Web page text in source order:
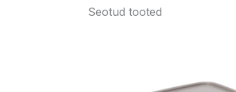
Seotud tooted